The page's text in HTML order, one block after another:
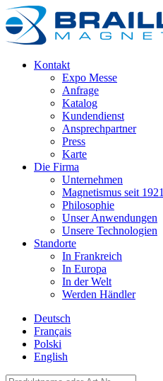
Kontakt
Expo Messe
Anfrage
Katalog
Kundendienst
Ansprechpartner
Press
Karte
Die Firma
Unternehmen
Magnetismus seit 1921
Philosophie
Unser Anwendungen
Unsere Technologien
Standorte
In Frankreich
In Europa
In der Welt
Werden Händler
Deutsch
Français
Polski
English